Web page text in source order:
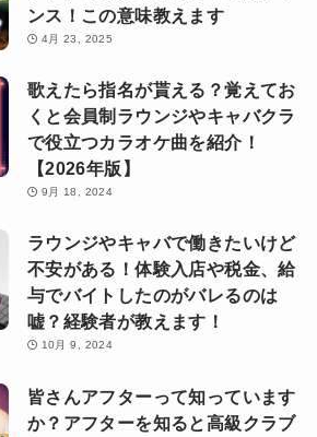
ンス！この意味教えます
4月 23, 2025
歌えたら指名が貰える？覚えてお
くと会員制ラウンジやキャバクラ
で役立つカラオケ曲を紹介！
【2026年版】
9月 18, 2024
ラウンジやキャバで働きたいけど
不安がある！体験入店や税金、給
与でバイトしたのがバレるのは
嘘？経験者が教えます！
10月 9, 2024
皆さんアフターって知っています
か？アフターを知ると高級クラブ